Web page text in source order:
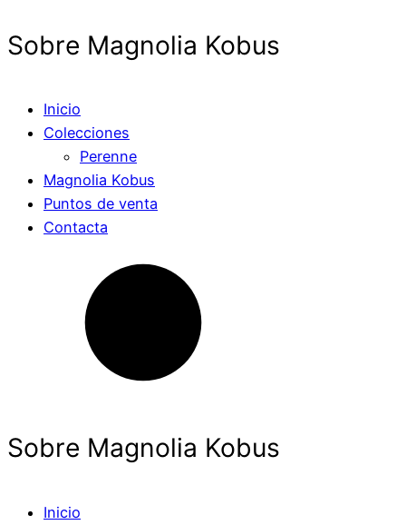
Sobre Magnolia Kobus
Inicio
Colecciones
Perenne
Magnolia Kobus
Puntos de venta
Contacta
Sobre Magnolia Kobus
Inicio